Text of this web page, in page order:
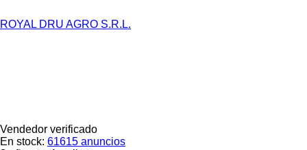
ROYAL DRU AGRO S.R.L.
Vendedor verificado
En stock: 61615 anuncios